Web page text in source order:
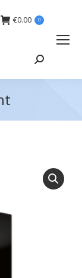
€0.00 0
Search: